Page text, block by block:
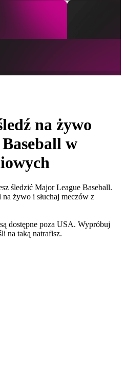
na żywo
w
śledzić Major League Baseball.
żywo i słuchaj meczów z
dostępne poza USA. Wypróbuj
na taką natrafisz.